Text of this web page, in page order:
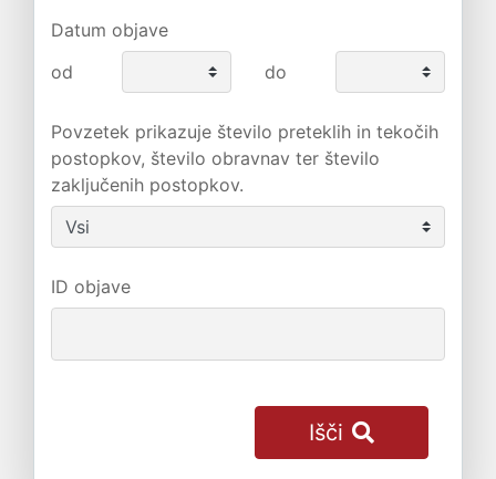
Datum objave
od
do
Povzetek prikazuje število preteklih in tekočih
postopkov, število obravnav ter število
zaključenih postopkov.
ID objave
Išči